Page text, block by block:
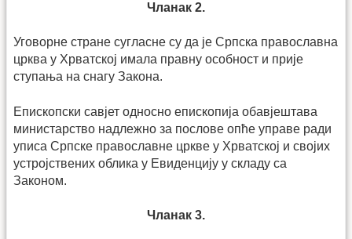
Чланак 2.
Уговорне стране сугласне су да је Српска православна
црква у Хрватској имала правну особност и прије
ступања на снагу Закона.
Епископски савјет односно епископија обавјештава
министарство надлежно за послове опће управе ради
уписа Српске православ­не цркве у Хрватској и својих
устројствених облика у Евиденцију у складу са
Законом.
Чланак 3.